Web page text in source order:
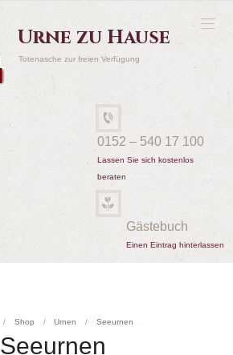
Urne zu Hause
Totenasche zur freien Verfügung
0152 – 540 17 100
Lassen Sie sich kostenlos
beraten
Gästebuch
Einen Eintrag hinterlassen
Shop Urnen Seeurnen
Seeurnen